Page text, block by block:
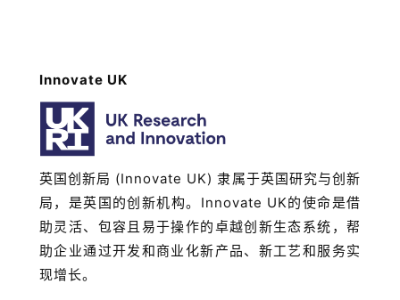
Innovate UK
英国创新局 (Innovate UK) 隶属于英国研究与创新
局，是英国的创新机构。Innovate UK的使命是借
助灵活、包容且易于操作的卓越创新生态系统，帮
助企业通过开发和商业化新产品、新工艺和服务实
现增长。